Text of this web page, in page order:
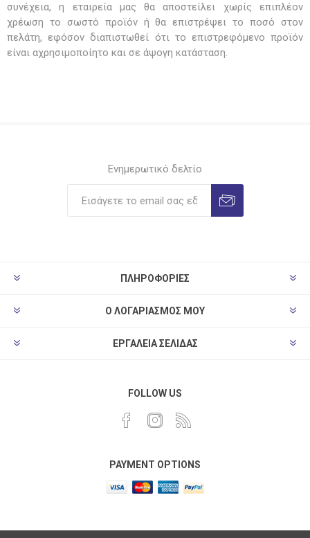
συνέχεια, η εταιρεία μας θα αποστείλει χωρίς επιπλέον
χρέωση το σωστό προϊόν ή θα επιστρέψει το ποσό στον
πελάτη, εφόσον διαπιστωθεί ότι το επιστρεφόμενο προϊόν
είναι αχρησιμοποίητο και σε άψογη κατάσταση.
Ενημερωτικό δελτίο
ΠΛΗΡΟΦΟΡΊΕΣ
Ο ΛΟΓΑΡΙΑΣΜΌΣ ΜΟΥ
ΕΡΓΑΛΕΊΑ ΣΕΛΊΔΑΣ
FOLLOW US
PAYMENT OPTIONS